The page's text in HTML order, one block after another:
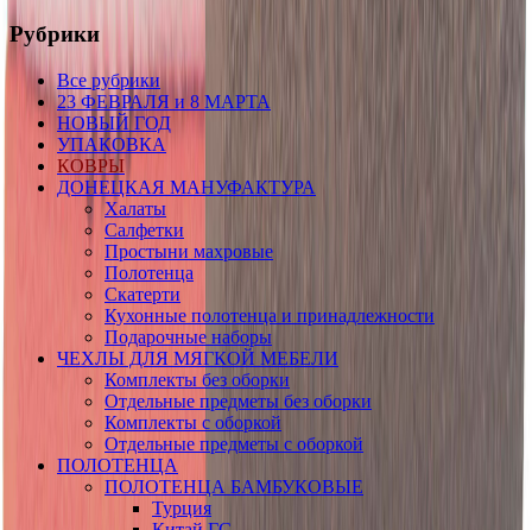
Рубрики
Все рубрики
23 ФЕВРАЛЯ и 8 МАРТА
НОВЫЙ ГОД
УПАКОВКА
КОВРЫ
ДОНЕЦКАЯ МАНУФАКТУРА
Халаты
Салфетки
Простыни махровые
Полотенца
Скатерти
Кухонные полотенца и принадлежности
Подарочные наборы
ЧЕХЛЫ ДЛЯ МЯГКОЙ МЕБЕЛИ
Комплекты без оборки
Отдельные предметы без оборки
Комплекты с оборкой
Отдельные предметы с оборкой
ПОЛОТЕНЦА
ПОЛОТЕНЦА БАМБУКОВЫЕ
Турция